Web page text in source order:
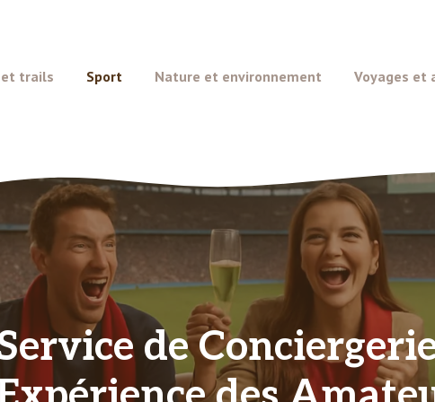
et trails Sport Nature et environnement Voyages et
de